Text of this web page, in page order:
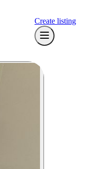
Create listing